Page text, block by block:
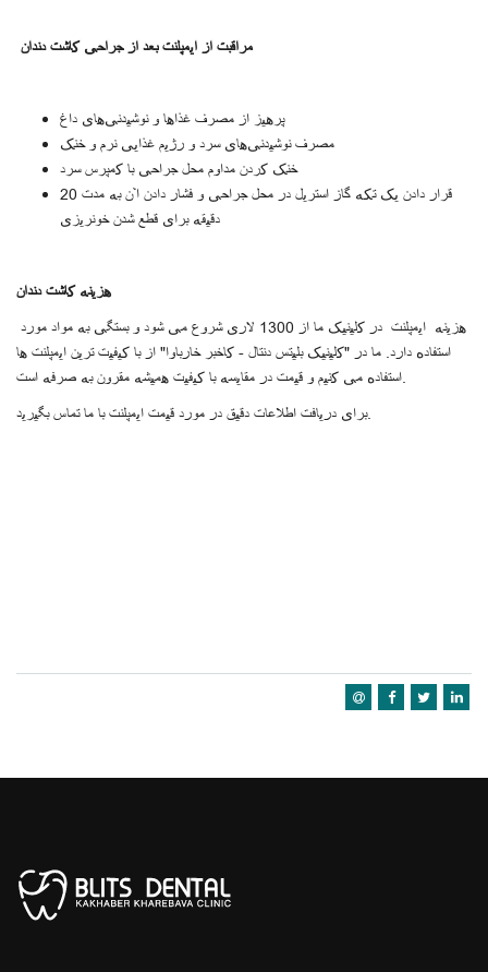
مراقبت از ایمپلنت بعد از جراحی کاشت دندان
پرهیز از مصرف غذاها و نوشیدنی‌های داغ
مصرف نوشیدنی‌های سرد و رژیم غذایی نرم و خنک
خنک کردن مداوم محل جراحی با کمپرس سرد
قرار دادن یک تکه گاز استریل در محل جراحی و فشار دادن آن به مدت 20
دقیقه برای قطع شدن خونریزی
استفاده دارد. ما در "کلینیک بلیتس دنتال - کاخبر خارباوا" از با کیفیت ترین ایمپلنت ها
استفاده می کنیم و قیمت در مقایسه با کیفیت همیشه مقرون به صرفه است.
برای دریافت اطلاعات دقیق در مورد قیمت ایمپلنت با ما تماس بگیرید.